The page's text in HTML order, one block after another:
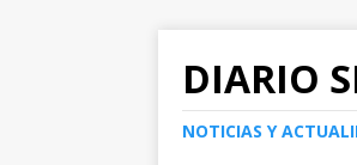
DIARIO
NOTICIAS Y